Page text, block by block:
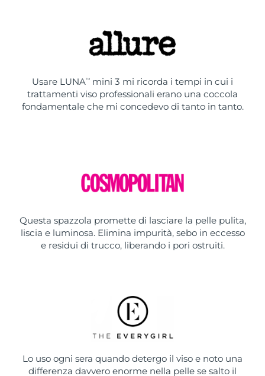
Usare LUNATM
mini 3 mi ricorda i tempi in cui i
trattamenti viso professionali erano una coccola
fondamentale che mi concedevo di tanto in tanto.
Questa spazzola promette di lasciare la pelle pulita,
liscia e luminosa. Elimina impurità, sebo in eccesso
e residui di trucco, liberando i pori ostruiti.
Lo uso ogni sera quando detergo il viso e noto una
differenza davvero enorme nella pelle se salto il